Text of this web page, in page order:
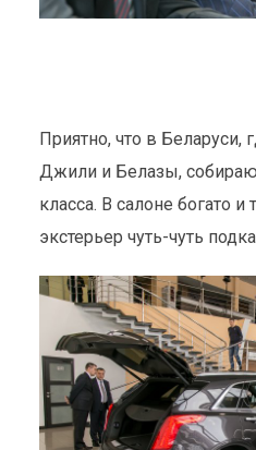
ВСЕГО
Приятно, что в Беларуси,
Джили и Белазы,
класса. В салоне богато и
экстерьер чуть-чуть